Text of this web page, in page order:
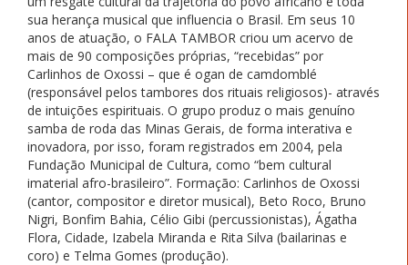
sua herança musical que influencia o Brasil. Em seus 10
anos de atuação, o FALA TAMBOR criou um acervo de
mais de 90 composições próprias, “recebidas” por
Carlinhos de Oxossi – que é ogan de camdomblé
(responsável pelos tambores dos rituais religiosos)- através
de intuições espirituais. O grupo produz o mais genuíno
samba de roda das Minas Gerais, de forma interativa e
inovadora, por isso, foram registrados em 2004, pela
Fundação Municipal de Cultura, como “bem cultural
imaterial afro-brasileiro”. Formação: Carlinhos de Oxossi
(cantor, compositor e diretor musical), Beto Roco, Bruno
Nigri, Bonfim Bahia, Célio Gibi (percussionistas), Ágatha
Flora, Cidade, Izabela Miranda e Rita Silva (bailarinas e
coro) e Telma Gomes (produção).